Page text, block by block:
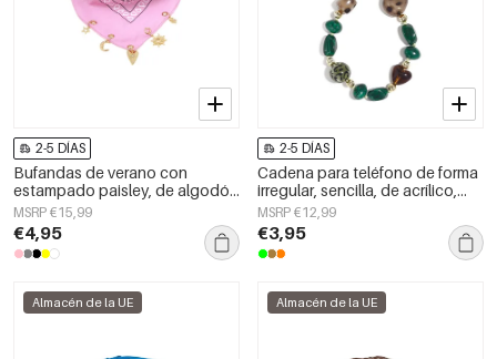
2-5 DÍAS
Bufandas de verano con
estampado paisley, de algodón
clásico, accesorios para el día a
día.
MSRP €15,99
€4,95
2-5 DÍAS
Cadena para teléfono de forma
irregular, sencilla, de acrílico,
accesorio de uso diario.
MSRP €12,99
€3,95
Almacén de la UE Almacén de la UE